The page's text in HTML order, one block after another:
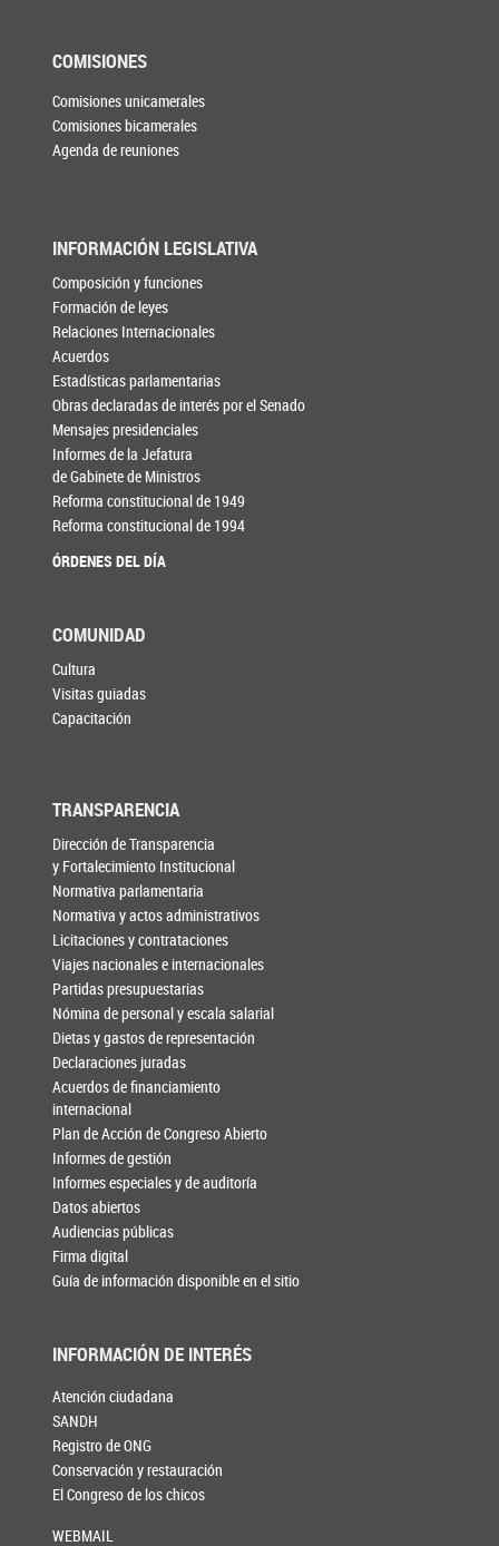
COMISIONES
Comisiones unicamerales
Comisiones bicamerales
Agenda de reuniones
INFORMACIÓN LEGISLATIVA
Composición y funciones
Formación de leyes
Relaciones Internacionales
Acuerdos
Estadísticas parlamentarias
Obras declaradas de interés por el Senado
Mensajes presidenciales
Informes de la Jefatura
de Gabinete de Ministros
Reforma constitucional de 1949
Reforma constitucional de 1994
ÓRDENES DEL DÍA
COMUNIDAD
Cultura
Visitas guiadas
Capacitación
TRANSPARENCIA
Dirección de Transparencia
y Fortalecimiento Institucional
Normativa parlamentaria
Normativa y actos administrativos
Licitaciones y contrataciones
Viajes nacionales e internacionales
Partidas presupuestarias
Nómina de personal y escala salarial
Dietas y gastos de representación
Declaraciones juradas
Acuerdos de financiamiento
internacional
Plan de Acción de Congreso Abierto
Informes de gestión
Informes especiales y de auditoría
Datos abiertos
Audiencias públicas
Firma digital
Guía de información disponible en el sitio
INFORMACIÓN DE INTERÉS
Atención ciudadana
SANDH
Registro de ONG
Conservación y restauración
El Congreso de los chicos
WEBMAIL